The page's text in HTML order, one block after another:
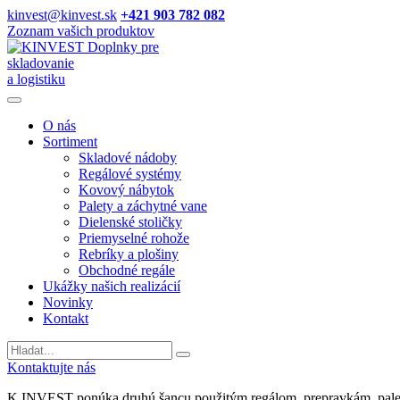
kinvest@kinvest.sk +421 903 782 082
Zoznam vašich produktov
Doplnky pre
skladovanie
a logistiku
O nás
Sortiment
Skladové nádoby
Regálové systémy
Kovový nábytok
Palety a záchytné vane
Dielenské stoličky
Priemyselné rohože
Rebríky a plošiny
Obchodné regále
Ukážky našich realizácií
Novinky
Kontakt
Vyhladavanie
Kontaktujte nás